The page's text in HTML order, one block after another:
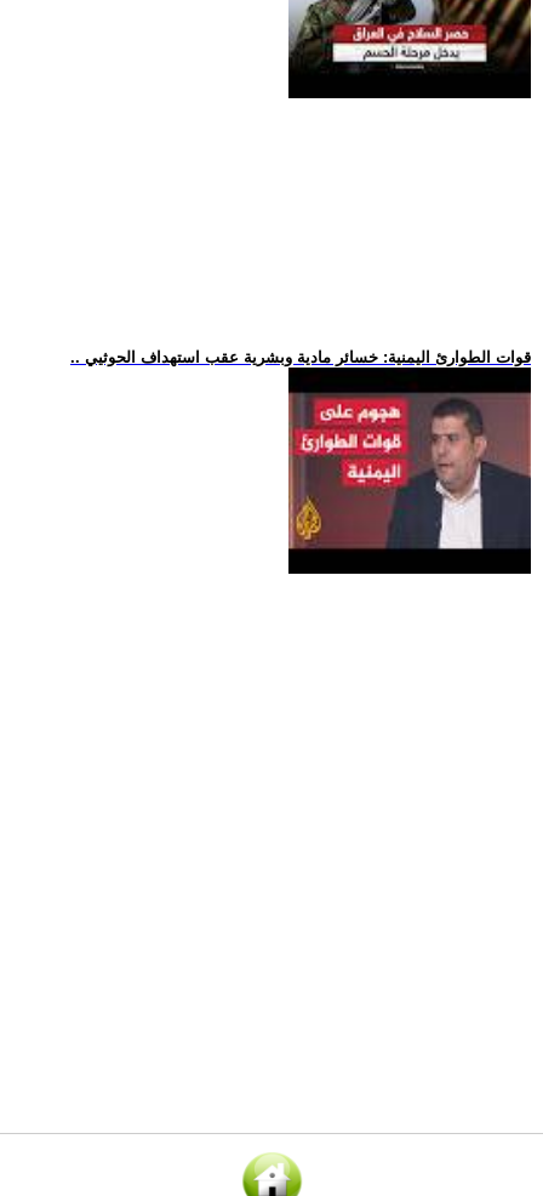
.. قوات الطوارئ اليمنية: خسائر مادية وبشرية عقب استهداف الحوثيي